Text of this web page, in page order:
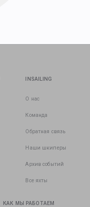
INSAILING
О нас
Команда
Обратная связь
Наши шкиперы
Архив событий
Все яхты
КАК МЫ РАБОТАЕМ